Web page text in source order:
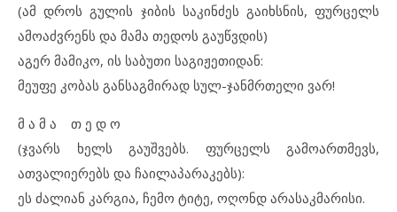
(ამ დროს გულის ჯიბის საკინძეს გაიხსნის, ფურცელს
ამოაძვრენს და მამა თედოს გაუწვდის)
აგერ მამიკო, ის საბუთი საგიჟეთიდან:
მეუფე კობას განსაგმირად სულ-ჯანმრთელი ვარ!
მ ა მ ა თ ე დ ო
(ჯვარს ხელს გაუშვებს. ფურცელს გამოართმევს,
ათვალიერებს და ჩაილაპარაკებს):
ეს ძალიან კარგია, ჩემო ტიტე, ოღონდ არასაკმარისი.